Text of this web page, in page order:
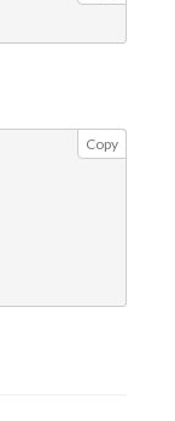
Copy